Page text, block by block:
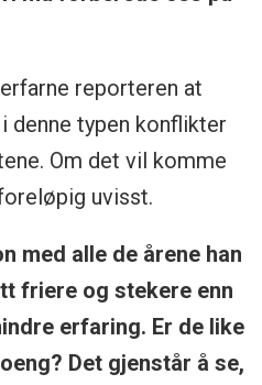
reporteren at
denne typen konflikter
Om det vil komme
uvisst.
med alle de årene han
friere og stekere enn
erfaring. Er de like
Det gjenstår å se,